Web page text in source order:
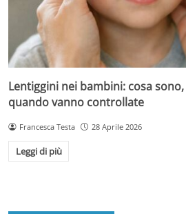
Lentiggini nei bambini: cosa
quando vanno controllate
Francesca Testa 28 Aprile 2026
Leggi di più